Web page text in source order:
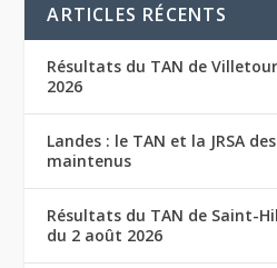
ARTICLES RÉCENTS
Résultats du TAN de
2026
Landes : le TAN et la JRSA
maintenus
Résultats du TAN de Saint-
du 2 août 2026